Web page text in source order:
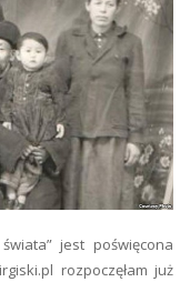
jest poświęcona
rozpoczęłam już